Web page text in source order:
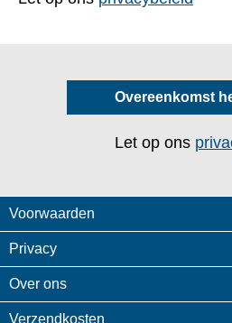
Overeenkomst
Let op ons
Voorwaarden
Privacy
Over ons
Verzendkosten